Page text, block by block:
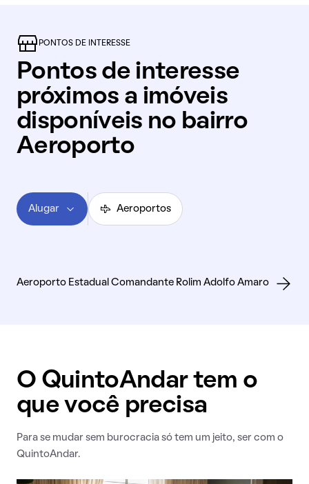
PONTOS DE INTERESSE
Pontos de interesse
próximos a imóveis
disponíveis no bairro
Aeroporto
Alugar Aeroportos
Aeroporto Estadual Comandante Rolim Adolfo Amaro
O QuintoAndar tem o
que você precisa
Para se mudar sem burocracia só tem um jeito, ser com o
QuintoAndar.